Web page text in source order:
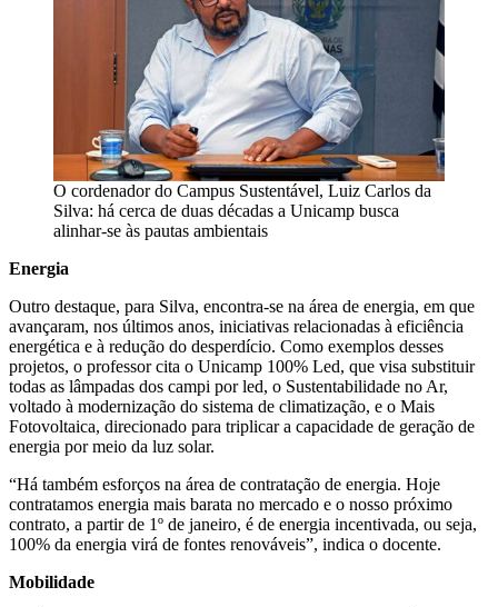
O cordenador do Campus Sustentável, Luiz Carlos da
Silva: há cerca de duas décadas a Unicamp busca
alinhar-se às pautas ambientais
Energia
Outro destaque, para Silva, encontra-se na área de energia, em que
avançaram, nos últimos anos, iniciativas relacionadas à eficiência
energética e à redução do desperdício. Como exemplos desses
projetos, o professor cita o Unicamp 100% Led, que visa substituir
todas as lâmpadas dos campi por led, o Sustentabilidade no Ar,
voltado à modernização do sistema de climatização, e o Mais
Fotovoltaica, direcionado para triplicar a capacidade de geração de
energia por meio da luz solar.
“Há também esforços na área de contratação de energia. Hoje
contratamos energia mais barata no mercado e o nosso próximo
contrato, a partir de 1º de janeiro, é de energia incentivada, ou seja,
100% da energia virá de fontes renováveis”, indica o docente.
Mobilidade